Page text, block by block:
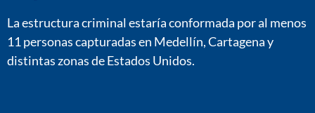
La estructura criminal estaría conformada por al menos
11 personas capturadas en Medellín, Cartagena y
distintas zonas de Estados Unidos.